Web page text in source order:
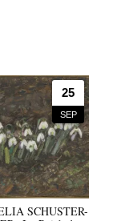
25
SEP
SCHUSTER-